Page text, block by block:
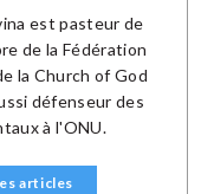
est pasteur de
de la Fédération
la Church of God
défenseur des
à l'ONU.
articles